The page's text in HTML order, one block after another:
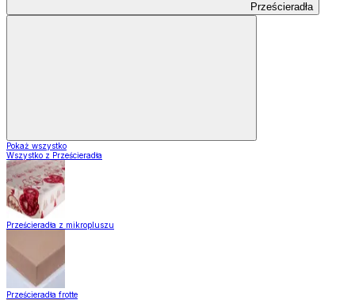
Prześcieradła
Pokaż wszystko
Wszystko z Prześcieradła
Prześcieradła z mikropluszu
Prześcieradła frotte